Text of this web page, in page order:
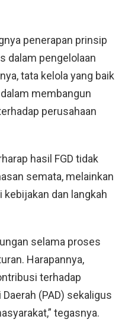
penerapan prinsip
dalam pengelolaan
tata kelola yang baik
membangun
perusahaan
hasil FGD tidak
semata, melainkan
dan langkah
selama proses
Harapannya,
terhadap
(PAD) sekaligus
tegasnya.